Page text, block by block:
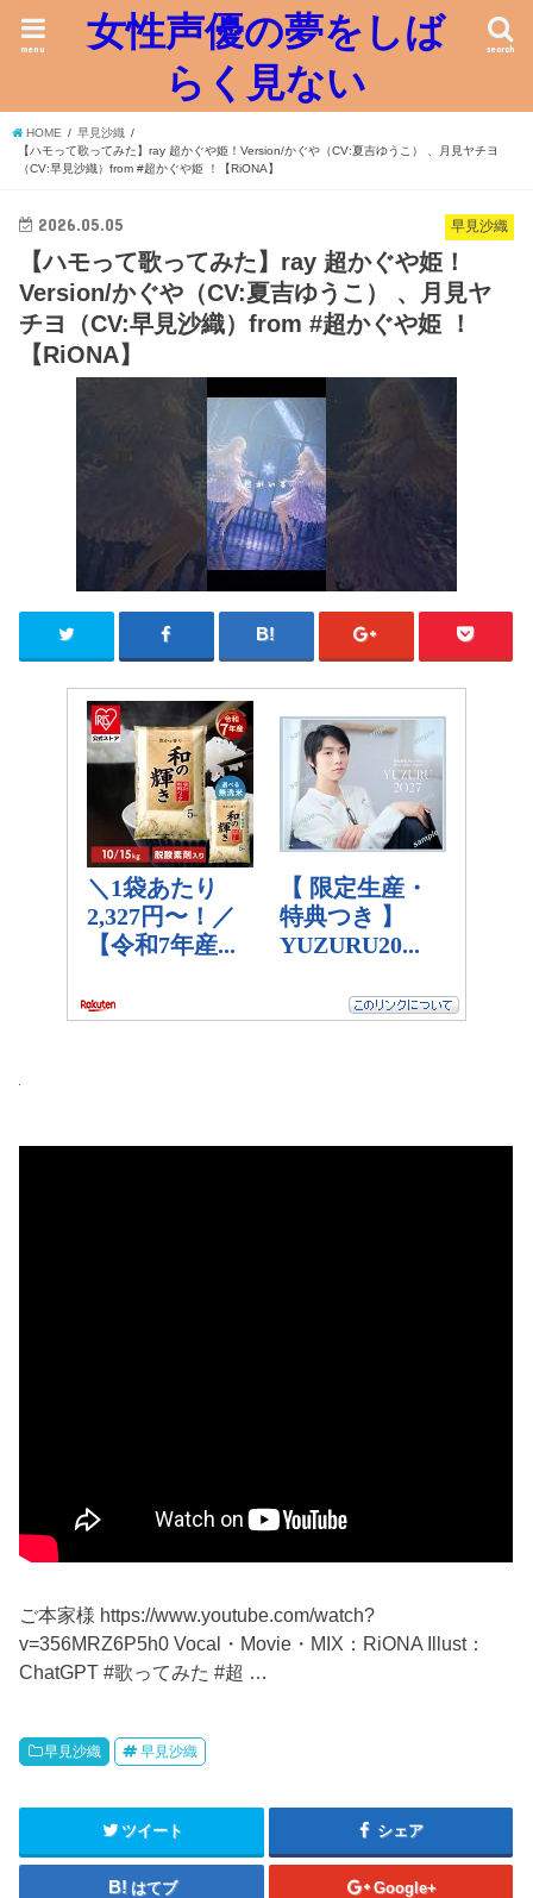
女性声優の夢をしば
らく見ない
search
menu
HOME
早見沙織
【ハモって歌ってみた】ray 超かぐや姫！Version/かぐや（CV:夏吉ゆうこ） 、月見ヤチヨ
（CV:早見沙織）from #超かぐや姫 ！【RiONA】
早見沙織
2026.05.05
【ハモって歌ってみた】ray 超かぐや姫！
Version/かぐや（CV:夏吉ゆうこ） 、月見ヤ
チヨ（CV:早見沙織）from #超かぐや姫 ！
【RiONA】
ご本家様 https://www.youtube.com/watch?
v=356MRZ6P5h0 Vocal・Movie・MIX：RiONA Illust：
ChatGPT #歌ってみた #超 …
早見沙織 早見沙織
ツイート シェア
はてブ Google+